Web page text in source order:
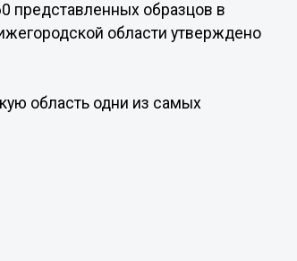
представленных образцов в
области утверждено
область одни из самых